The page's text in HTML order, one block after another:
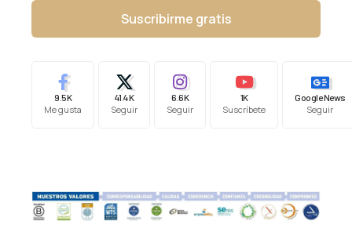
Suscribirme gratis
9.5K
Me gusta
41.4K
Seguir
6.6K
Seguir
1K
Suscríbete
Google News
Seguir